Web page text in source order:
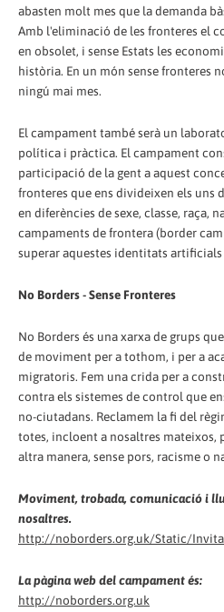
abasten molt mes que la demanda
Amb l'eliminació de les fronteres el
en obsolet, i sense Estats les
història. En un món sense fronteres
ningú mai mes.
El campament també serà un
política i pràctica. El campament
participació de la gent a aquest
fronteres que ens divideixen els uns
en diferències de sexe, classe, raça,
campaments de frontera (border
superar aquestes identitats artificials
No Borders - Sense Fronteres
No Borders és una xarxa de grups
de moviment per a tothom, i per a
migratoris. Fem una crida per a
contra els sistemes de control que
no-ciutadans. Reclamem la fi del
totes, incloent a nosaltres mateixos,
altra manera, sense pors, racisme o
Moviment, trobada, comunicació i
nosaltres.
http://noborders.org.uk/Static/
La pàgina web del campament és:
http://noborders.org.uk